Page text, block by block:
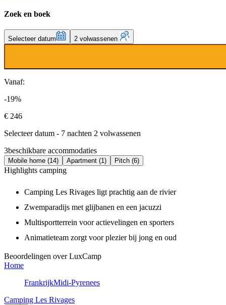
Zoek en boek
Selecteer datum 2 volwassenen
Vanaf:
-19%
€ 246
Selecteer datum - 7 nachten 2 volwassenen
3beschikbare accommodaties
Mobile home (14) Apartment (1) Pitch (6)
Highlights camping
Camping Les Rivages ligt prachtig aan de rivier
Zwemparadijs met glijbanen en een jacuzzi
Multisportterrein voor actievelingen en sporters
Animatieteam zorgt voor plezier bij jong en oud
Beoordelingen over LuxCamp
Home
FrankrijkMidi-Pyrenees
Camping Les Rivages